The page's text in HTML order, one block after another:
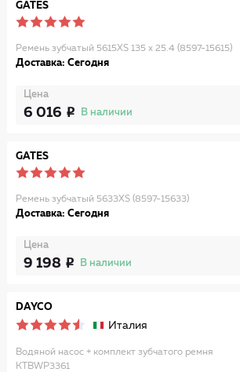
GATES
Ремень зубчатый 5615XS 135 x 25.4 (8597-15615)
Доставка: Сегодня
Цена
6 016 В наличии
GATES
Ремень зубчатый 5633XS (8597-15633)
Доставка: Сегодня
Цена
9 198 В наличии
DAYCO
Италия
Водяной насос + комплект зубчатого ремня
KTBWP3361